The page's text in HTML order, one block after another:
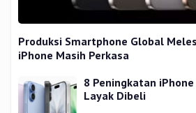
Produksi Smartphone Global
iPhone Masih Perkasa
8 Peningkatan
Layak Dibeli